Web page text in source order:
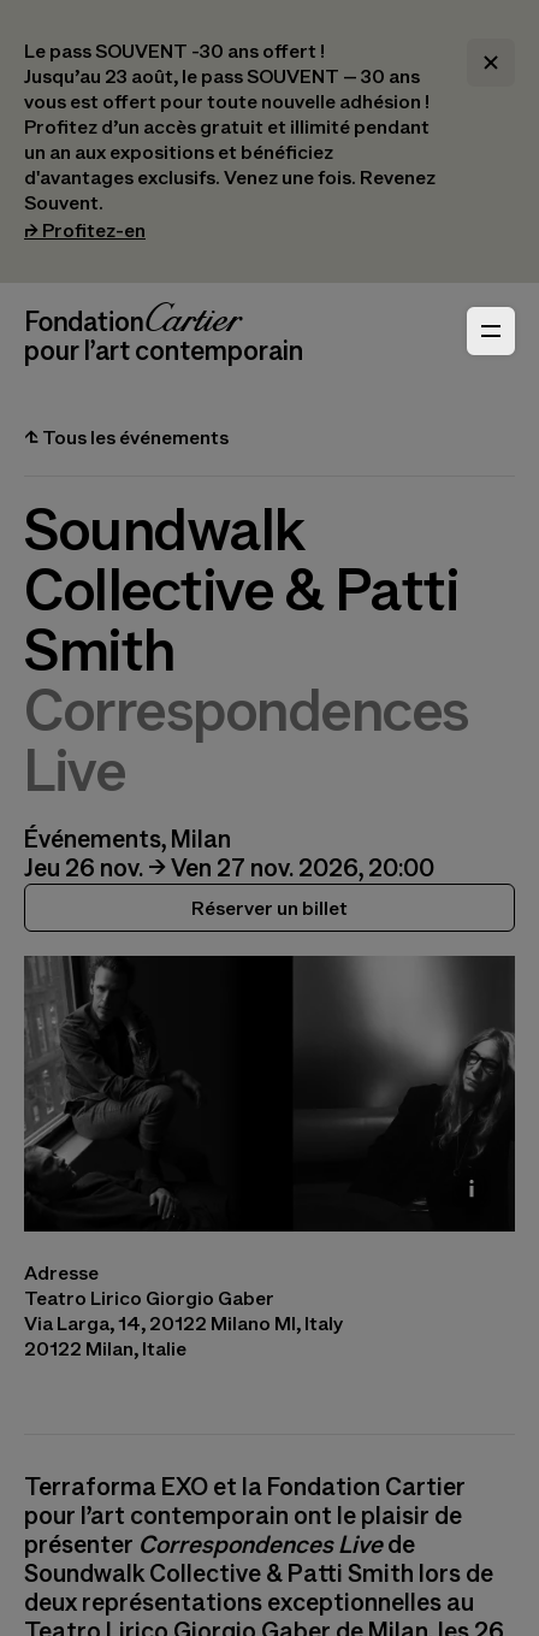
Le pass SOUVENT -30 ans offert !
Jusqu’au 23 août, le pass SOUVENT – 30 ans
vous est offert pour toute nouvelle adhésion !​
Profitez d’un accès gratuit et illimité pendant
un an aux expositions et bénéficiez
d'avantages exclusifs.​ Venez une fois. Revenez
Souvent.
⮣ Profitez-en
Navigation en-tête
_logoFondation Cartier
pour l’art contemporain
⮤ Tous les événements
Soundwalk
Collective & Patti
Smith
Correspondences
Live
Événements, Milan
Jeu 26 nov. → Ven 27 nov. 2026, 20:00
Réserver un billet
Sorrenti. Jesse Paris Smith © Hi-Res
Adresse
Teatro Lirico Giorgio Gaber
Via Larga, 14, 20122 Milano MI, Italy
20122 Milan, Italie
Terraforma EXO et la Fondation Cartier
pour l’art contemporain ont le plaisir de
présenter Correspondences Livede
Soundwalk Collective & Patti Smith lors de
deux représentations exceptionnelles au